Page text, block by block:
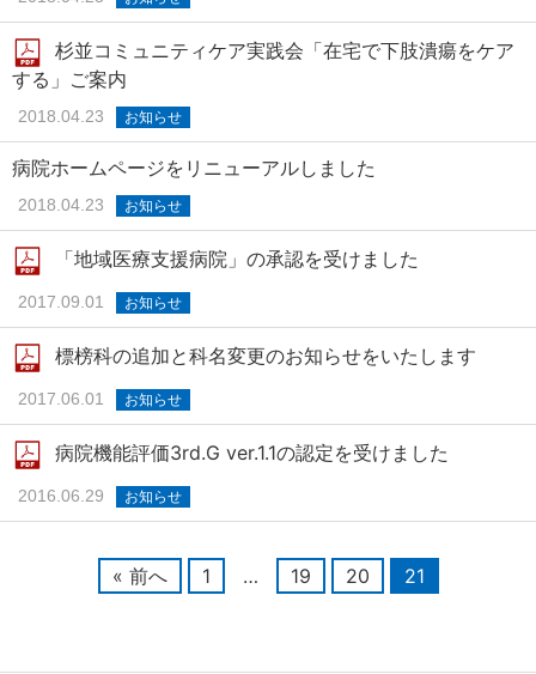
杉並コミュニティケア実践会「在宅で下肢潰瘍をケア
する」ご案内
2018.04.23 お知らせ
病院ホームページをリニューアルしました
2018.04.23 お知らせ
「地域医療支援病院」の承認を受けました
2017.09.01 お知らせ
標榜科の追加と科名変更のお知らせをいたします
2017.06.01 お知らせ
病院機能評価3rd.G ver.1.1の認定を受けました
2016.06.29 お知らせ
« 前へ 1 … 19 20 21